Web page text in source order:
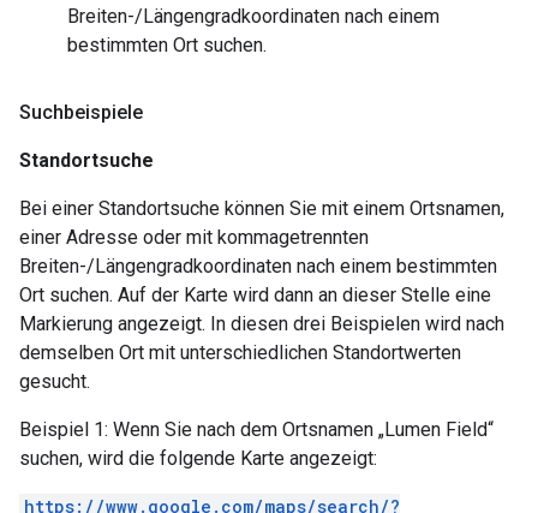
Breiten-/Längengradkoordinaten nach einem
bestimmten Ort suchen.
Suchbeispiele
Standortsuche
Bei einer Standortsuche können Sie mit einem Ortsnamen,
einer Adresse oder mit kommagetrennten
Breiten-/Längengradkoordinaten nach einem bestimmten
Ort suchen. Auf der Karte wird dann an dieser Stelle eine
Markierung angezeigt. In diesen drei Beispielen wird nach
demselben Ort mit unterschiedlichen Standortwerten
gesucht.
Beispiel 1: Wenn Sie nach dem Ortsnamen „Lumen Field“
suchen, wird die folgende Karte angezeigt:
https://www.google.com/maps/search/?